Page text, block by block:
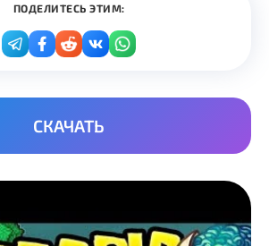
ПОДЕЛИТЕСЬ ЭТИМ:
СКАЧАТЬ